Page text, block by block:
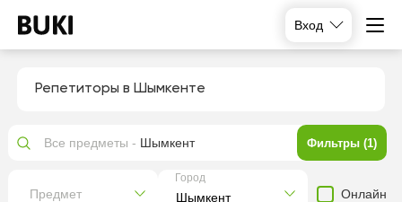
Вход
Репетиторы в Шымкенте
Все предметы - Шымкент Фильтры (1)
Предмет
Город
Онлайн